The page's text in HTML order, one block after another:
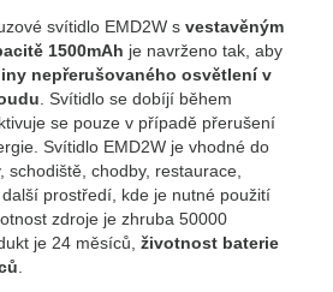
svítidlo EMD2W s vestavěným
1500mAh je navrženo tak, aby
nepřerušovaného osvětlení v
. Svítidlo se dobíjí během
se pouze v případě přerušení
Svítidlo EMD2W je vhodné do
schodiště, chodby, restaurace,
prostředí, kde je nutné použití
zdroje je zhruba 50000
je 24 měsíců, životnost baterie